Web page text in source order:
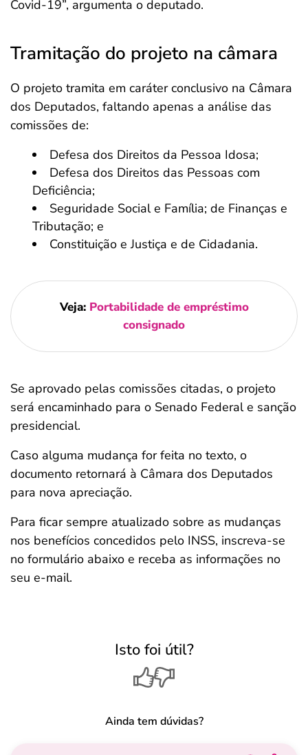
Covid-19”, argumenta o deputado.
Tramitação do projeto na câmara
O projeto tramita em caráter conclusivo na Câmara
dos Deputados, faltando apenas a análise das
comissões de:
Defesa dos Direitos da Pessoa Idosa;
Defesa dos Direitos das Pessoas com
Deficiência;
Seguridade Social e Família; de Finanças e
Tributação; e
Constituição e Justiça e de Cidadania.
Veja: Portabilidade de empréstimo
consignado
Se aprovado pelas comissões citadas, o projeto
será encaminhado para o Senado Federal e sanção
presidencial.
Caso alguma mudança for feita no texto, o
documento retornará à Câmara dos Deputados
para nova apreciação.
Para ficar sempre atualizado sobre as mudanças
nos benefícios concedidos pelo INSS, inscreva-se
no formulário abaixo e receba as informações no
seu e-mail.
Isto foi útil?
Ainda tem dúvidas?